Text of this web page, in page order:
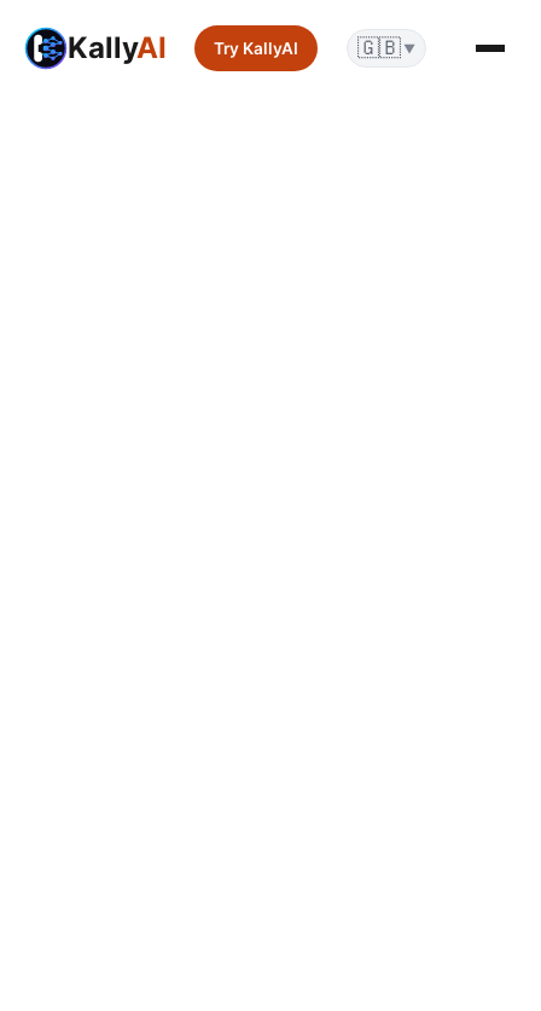
KallyAI Try KallyAI 🇬🇧 ▼